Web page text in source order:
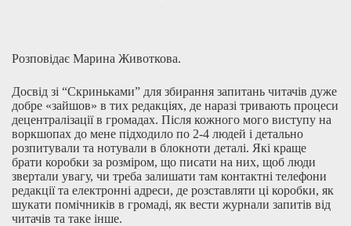
Розповідає Марина Животкова.
Досвід зі “Скриньками” для збирання запитань читачів дуже
добре «зайшов» в тих редакціях, де наразі тривають процеси
децентралізації в громадах. Після кожного мого виступу на
воркшопах до мене підходило по 2-4 людей і детально
розпитували та нотували в блокноти деталі. Які краще
брати коробки за розміром, що писати на них, щоб люди
звертали увагу, чи треба залишати там контактні телефони
редакції та електронні адреси, де розставляти ці коробки, як
шукати помічників в громаді, як вести журнали запитів від
читачів та таке інше.